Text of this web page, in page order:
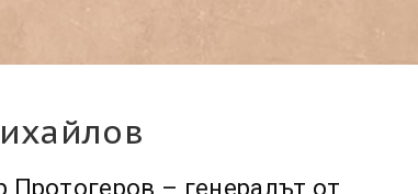
Протогеров – генералът от